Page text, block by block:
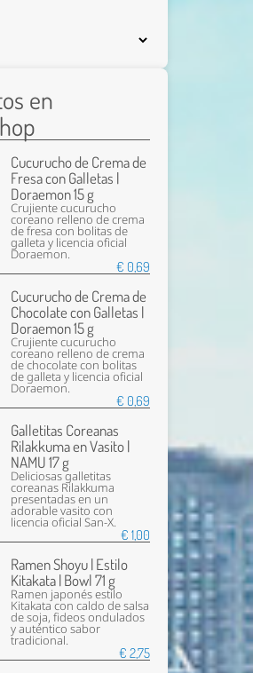
en
Cucurucho de Crema de
Fresa con Galletas |
Doraemon 15 g
Crujiente cucurucho
coreano relleno de crema
de fresa con bolitas de
galleta y licencia oficial
Doraemon.
€ 0,69
Cucurucho de Crema de
Chocolate con Galletas |
Doraemon 15 g
Crujiente cucurucho
coreano relleno de crema
de chocolate con bolitas
de galleta y licencia oficial
Doraemon.
€ 0,69
Galletitas Coreanas
Rilakkuma en Vasito |
NAMU 17 g
Deliciosas galletitas
coreanas Rilakkuma
presentadas en un
adorable vasito con
licencia oficial San-X.
€ 1,00
Ramen Shoyu | Estilo
Kitakata | Bowl 71 g
Ramen japonés estilo
Kitakata con caldo de salsa
de soja, fideos ondulados
y auténtico sabor
tradicional.
€ 2,75